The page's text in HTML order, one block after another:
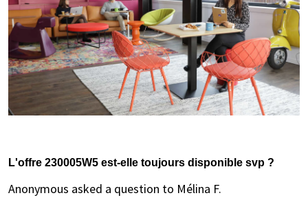
L'offre 230005W5 est-elle toujours disponible svp ?
Anonymous asked a question to Mélina F.